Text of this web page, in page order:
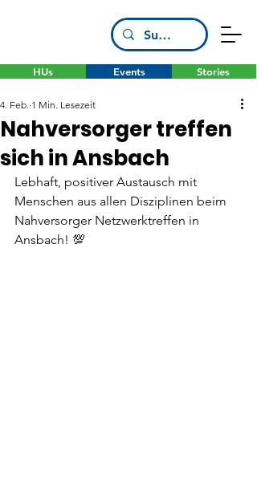
HUs Stories
Events
Nahversorger treffen
sich in Ansbach
4. Feb. 1 Min. Lesezeit
Lebhaft, positiver Austausch mit
Menschen aus allen Disziplinen beim
Nahversorger Netzwerktreffen in
Ansbach! 💯